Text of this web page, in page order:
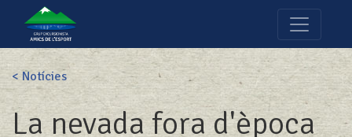
< Notícies
La nevada fora d'època